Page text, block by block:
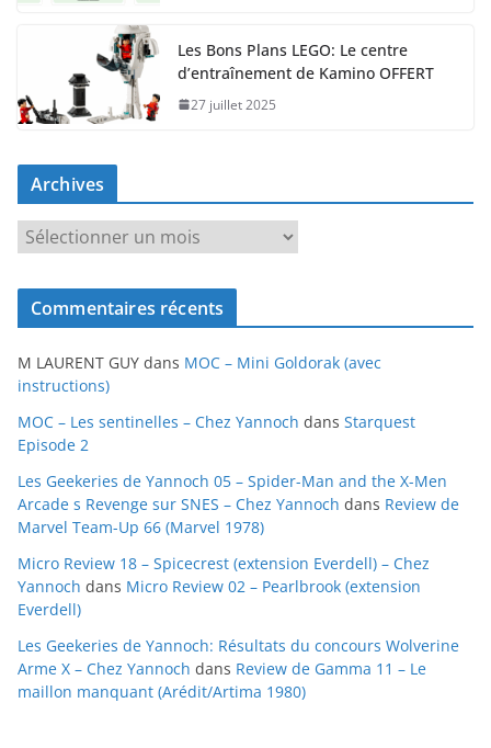
Les Bons Plans LEGO: Le centre
d’entraînement de Kamino OFFERT
27 juillet 2025
Archives
r
c
v
e
s
Commentaires récents
M LAURENT GUY dans MOC – Mini Goldorak (avec
instructions)
MOC – Les sentinelles – Chez Yannoch dans Starquest
Episode 2
Les Geekeries de Yannoch 05 – Spider-Man and the X-Men
Arcade s Revenge sur SNES – Chez Yannoch dans Review de
Marvel Team-Up 66 (Marvel 1978)
Micro Review 18 – Spicecrest (extension Everdell) – Chez
Yannoch dans Micro Review 02 – Pearlbrook (extension
Everdell)
Les Geekeries de Yannoch: Résultats du concours Wolverine
Arme X – Chez Yannoch dans Review de Gamma 11 – Le
maillon manquant (Arédit/Artima 1980)